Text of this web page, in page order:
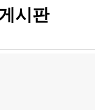
시판